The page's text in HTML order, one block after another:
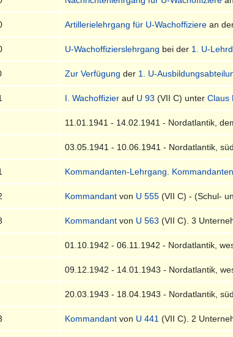
Artillerielehrgang für U-Wachoffiziere an
U-Wachoffizierslehrgang bei der 1. U-
Zur Verfügung der 1. U-
I. Wachoffizier auf U 93 (VII C) unterClaus
11.01.1941 - 14.02.1941 - Nordatlantik,
03.05.1941 - 10.06.1941 - Nordatlantik,
Kommandanten-Lehrgang
Kommandant von U 555 (VII C) - (Schul-
Kommandant von U 563 (VII C). 3
01.10.1942 - 06.11.1942 - Nordatlantik,
09.12.1942 - 14.01.1943 - Nordatlantik,
20.03.1943 - 18.04.1943 - Nordatlantik,
Kommandant von U 441 (VII C). 2